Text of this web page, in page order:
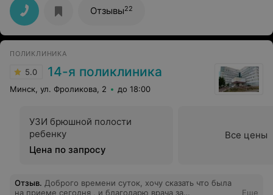
Отзывы22
ПОЛИКЛИНИКА
5.0 14-я поликлиника
Минск, ул. Фроликова, 2 до 18:00
УЗИ брюшной полости
ребенку
Цена по запросу
Все цены
Отзыв. Доброго времени суток, хочу сказать что была
на приеме сегодня , и благодарю врача за
Еще